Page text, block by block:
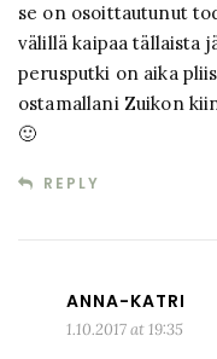
se on osoittautunut
välillä kaipaa tällaista
perusputki on aika
ostamallani Zuikon
🙂
REPLY
ANNA-KATRI
1.10.2017 at 19:35